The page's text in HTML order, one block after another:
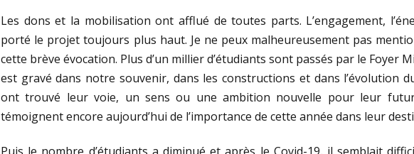
Les dons et la mobilisation ont afflué de toutes parts. L’engagement,
porté le projet toujours plus haut. Je ne peux malheureusement pas
cette brève évocation. Plus d’un millier d’étudiants sont passés par le Foyer
est gravé dans notre souvenir, dans les constructions et dans l’évolution
ont trouvé leur voie, un sens ou une ambition nouvelle pour leur
témoignent encore aujourd’hui de l’importance de cette année dans leur